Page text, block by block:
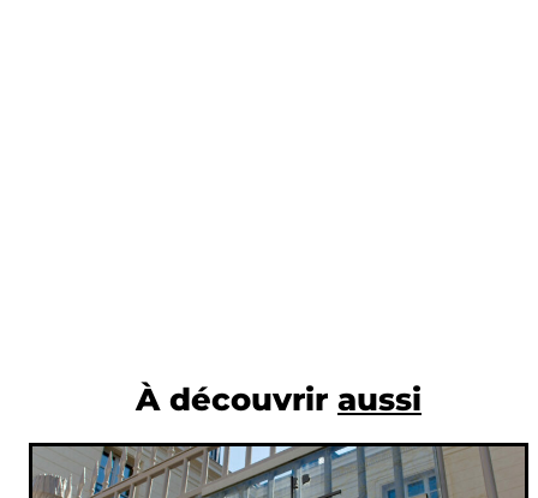
À découvrir aussi